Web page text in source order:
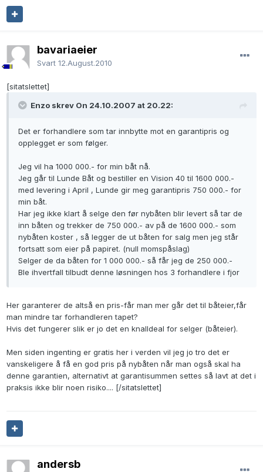
bavariaeier
Svart 12.August.2010
[sitatslettet]
Enzo skrev On 24.10.2007 at 20.22:
Det er forhandlere som tar innbytte mot en garantipris og
opplegget er som følger.
Jeg vil ha 1000 000.- for min båt nå.
Jeg går til Lunde Båt og bestiller en Vision 40 til 1600 000.-
med levering i April , Lunde gir meg garantipris 750 000.- for
min båt.
Har jeg ikke klart å selge den før nybåten blir levert så tar de
inn båten og trekker de 750 000.- av på de 1600 000.- som
nybåten koster , så legger de ut båten for salg men jeg står
fortsatt som eier på papiret. (null momspåslag)
Selger de da båten for 1 000 000.- så får jeg de 250 000.-
Ble ihvertfall tilbudt denne løsningen hos 3 forhandlere i fjor
Her garanterer de altså en pris-får man mer går det til båteier,får
man mindre tar forhandleren tapet?
Hvis det fungerer slik er jo det en knalldeal for selger (båteier).
Men siden ingenting er gratis her i verden vil jeg jo tro det er
vanskeligere å få en god pris på nybåten når man også skal ha
denne garantien, alternativt at garantisummen settes så lavt at det i
praksis ikke blir noen risiko.... [/sitatslettet]
andersb